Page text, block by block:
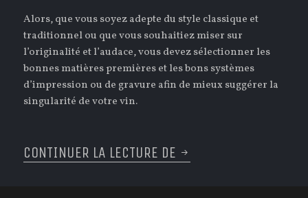
Alors, que vous soyez adepte du style classique et
traditionnel ou que vous souhaitiez miser sur
l’originalité et l’audace, vous devez sélectionner les
bonnes matières premières et les bons systèmes
d’impression ou de gravure afin de mieux suggérer la
singularité de votre vin.
CONTINUER LA LECTURE DE SEPTEMBRE :